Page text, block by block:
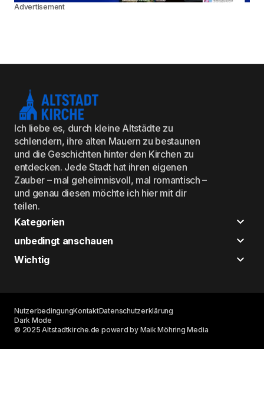
Advertisement
Ich liebe es, durch kleine Altstädte zu
schlendern, ihre alten Mauern zu bestaunen
und die Geschichten hinter den Kirchen zu
entdecken. Jede Stadt hat ihren eigenen
Zauber – mal geheimnisvoll, mal romantisch –
und genau diesen möchte ich hier mit dir
teilen.
Kategorien
unbedingt anschauen
Wichtig
© 2025 Altstadtkirche.de powerd by Maik Möhring Media
NutzerbedingungKontaktDatenschutzerklärung
Dark Mode